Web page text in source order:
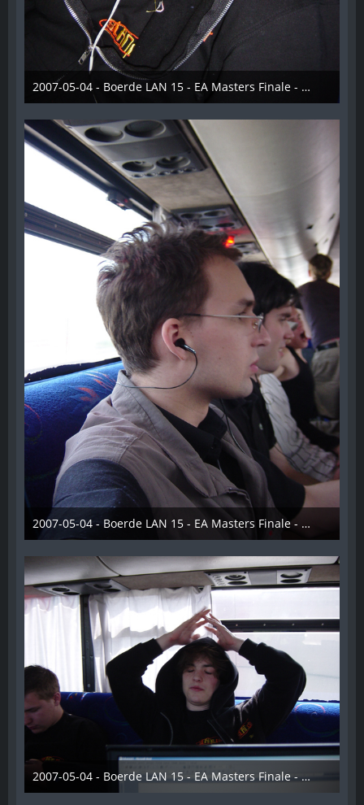
2007-05-04 - Boerde LAN 15 - EA Masters Finale - 014
28. Dezember 2012
2007-05-04 - Boerde LAN 15 - EA Masters Finale - 015
28. Dezember 2012
2007-05-04 - Boerde LAN 15 - EA Masters Finale - 016
28. Dezember 2012